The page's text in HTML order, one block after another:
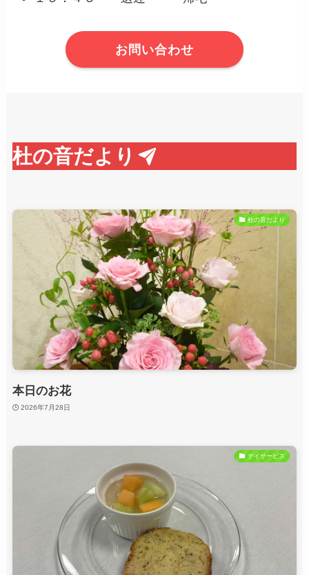
お問い合わせ
杜の音だより
杜の音だより
本日のお花
2026年7月28日
デイサービス